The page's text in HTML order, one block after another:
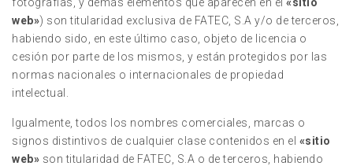
web») son titularidad exclusiva de FATEC, S.A y/o de terceros,
habiendo sido, en este último caso, objeto de licencia o
cesión por parte de los mismos, y están protegidos por las
normas nacionales o internacionales de propiedad
intelectual.
Igualmente, todos los nombres comerciales, marcas o
signos distintivos de cualquier clase contenidos en el «sitio
web» son titularidad de FATEC, S.A o de terceros, habiendo